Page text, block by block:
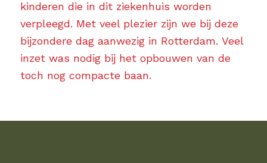
kinderen die in dit ziekenhuis worden
verpleegd. Met veel plezier zijn we bij deze
bijzondere dag aanwezig in Rotterdam. Veel
inzet was nodig bij het opbouwen van de
toch nog compacte baan.